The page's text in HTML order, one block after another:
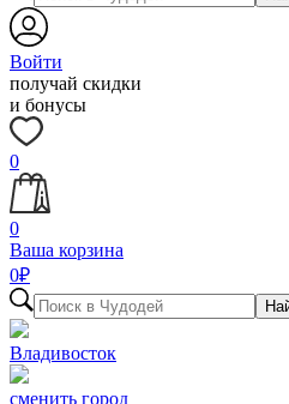
Войти
получай скидки
и бонусы
0
0
Ваша корзина
0₽
Владивосток
сменить город